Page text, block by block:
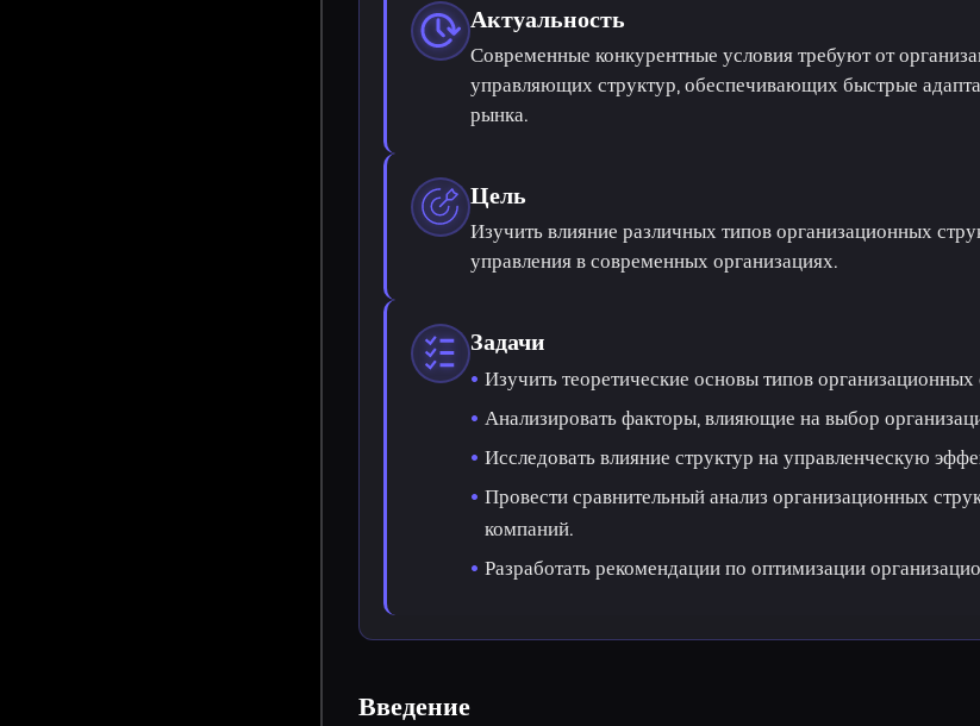
Актуальность
Современные конкурентные условия требуют от
управляющих структур, обеспечивающих быстрые
рынка.
Цель
Изучить влияние различных типов организационных
управления в современных организациях.
Задачи
Изучить теоретические основы типов организационных
Анализировать факторы, влияющие на выбор
Исследовать влияние структур на управленческую
Провести сравнительный анализ организационных
компаний.
Разработать рекомендации по оптимизации
Введение